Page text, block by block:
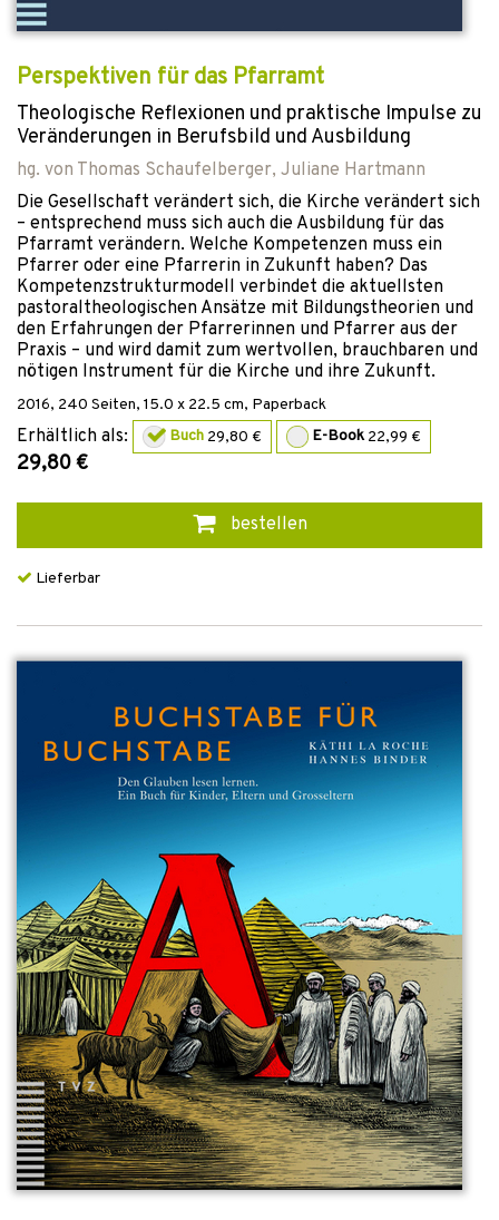
Perspektiven für das Pfarramt
Theologische Reflexionen und praktische Impulse zu
Veränderungen in Berufsbild und Ausbildung
hg. von Thomas Schaufelberger, Juliane Hartmann
Die Gesellschaft verändert sich, die Kirche verändert sich
– entsprechend muss sich auch die Ausbildung für das
Pfarramt verändern. Welche Kompetenzen muss ein
Pfarrer oder eine Pfarrerin in Zukunft haben? Das
Kompetenzstrukturmodell verbindet die aktuellsten
pastoraltheologischen Ansätze mit Bildungstheorien und
den Erfahrungen der Pfarrerinnen und Pfarrer aus der
Praxis – und wird damit zum wertvollen, brauchbaren und
nötigen Instrument für die Kirche und ihre Zukunft.
2016, 240 Seiten, 15.0 x 22.5 cm, Paperback
Erhältlich als: Buch 29,80 € E-Book 22,99 €
29,80 €
bestellen
Lieferbar